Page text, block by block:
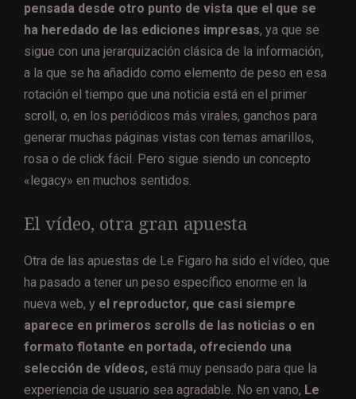
pensada desde otro punto de vista que el que se
ha heredado de las ediciones impresas, ya que se
sigue con una jerarquización clásica de la información,
a la que se ha añadido como elemento de peso en esa
rotación el tiempo que una noticia está en el primer
scroll, o, en los periódicos más virales, ganchos para
generar muchas páginas vistas con temas amarillos,
rosa o de click fácil. Pero sigue siendo un concepto
«legacy» en muchos sentidos.
El vídeo, otra gran apuesta
Otra de las apuestas de Le Figaro ha sido el vídeo, que
ha pasado a tener un peso específico enorme en la
nueva web, y el reproductor, que casi siempre
aparece en primeros scrolls de las noticias o en
formato flotante en portada, ofreciendo una
selección de vídeos, está muy pensado para que la
experiencia de usuario sea agradable. No en vano, Le